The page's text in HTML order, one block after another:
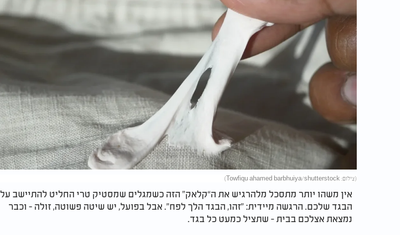
(צילום: Towfiqu ahamed barbhuiya/shutterstock)
אין משהו יותר מתסכל מלהרגיש את ה“קלאק” הזה כשמגלים שמסטיק טרי החליט להתיישב על
הבגד שלכם. הרגשה מיידית: "זהו, הבגד הלך לפח". אבל בפועל, יש שיטה פשוטה, זולה - וכבר
נמצאת אצלכם בבית - שתציל כמעט כל בגד.